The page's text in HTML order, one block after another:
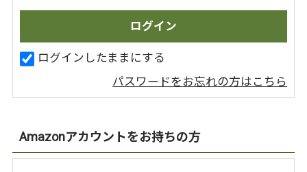
ログインしたままにする
パスワードをお忘れの方はこちら
Amazonアカウントをお持ちの方